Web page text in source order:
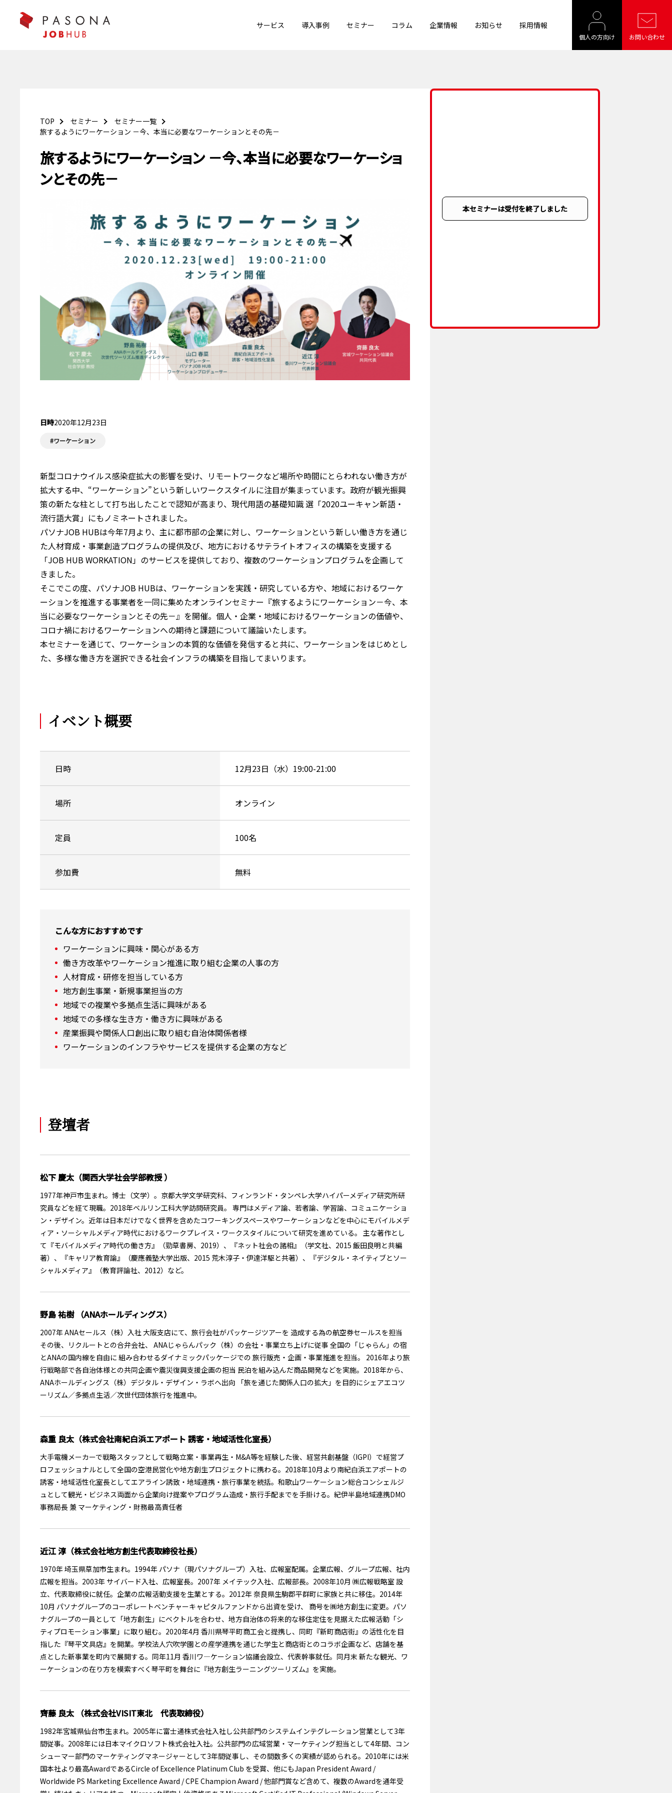
個人の方向け お問い合わせ
サービス 導入事例 セミナー コラム 企業情報 お知らせ 採用情報
TOP セミナー
セミナー一覧
旅するようにワーケーション －今、本当に必要なワーケーションとその先－
旅するようにワーケーション －今、本当に必要なワーケーショ
ンとその先－
日時2020年12月23日
#ワーケーション
新型コロナウイルス感染症拡大の影響を受け、リモートワークなど場所や時間にとらわれない働き方が
拡大する中、“ワーケーション”という新しいワークスタイルに注目が集まっています。政府が観光振興
策の新たな柱として打ち出したことで認知が高まり、現代用語の基礎知識 選「2020ユーキャン新語・
流行語大賞」にもノミネートされました。
パソナJOB HUBは今年7月より、主に都市部の企業に対し、ワーケーションという新しい働き方を通じ
た人材育成・事業創造プログラムの提供及び、地方におけるサテライトオフィスの構築を支援する
「JOB HUB WORKATION 」のサービスを提供しており、複数のワーケーションプログラムを企画して
きました。
そこでこの度、パソナJOB HUBは、ワーケーションを実践・研究している方や、地域におけるワーケ
ーションを推進する事業者を一同に集めたオンラインセミナー『旅するようにワーケーション－今、本
当に必要なワーケーションとその先－』を開催。個人・企業・地域におけるワーケーションの価値や、
コロナ禍におけるワーケーションへの期待と課題について議論いたします。
本セミナーを通じて、ワーケーションの本質的な価値を発信すると共に、ワーケーションをはじめとし
た、多様な働き方を選択できる社会インフラの構築を目指してまいります。
イベント概要
日時 12月23日（水）19:00-21:00
場所 オンライン
定員 100名
参加費 無料
こんな方におすすめです
ワーケーションに興味・関心がある方
働き方改革やワーケーション推進に取り組む企業の人事の方
人材育成・研修を担当している方
地方創生事業・新規事業担当の方
地域での複業や多拠点生活に興味がある
地域での多様な生き方・働き方に興味がある
産業振興や関係人口創出に取り組む自治体関係者様
ワーケーションのインフラやサービスを提供する企業の方など
登壇者
松下 慶太（関西大学社会学部教授 ）
1977年神戸市生まれ。博士（文学）。京都大学文学研究科、フィンランド・タンペレ大学ハイパーメディア研究所研
究員などを経て現職。2018年ベルリン工科大学訪問研究員。 専門はメディア論、若者論、学習論、コミュニケーショ
ン・デザイン。近年は日本だけでなく世界を含めたコワーキングスペースやワーケーションなどを中心にモバイルメデ
ィア・ソーシャルメディア時代におけるワークプレイス・ワークスタイルについて研究を進めている。 主な著作とし
て『モバイルメディア時代の働き方』（勁草書房、2019）、『ネット社会の諸相』（学文社、2015 飯田良明と共編
著）、『キャリア教育論』（慶應義塾大学出版、2015 荒木淳子・伊達洋駆と共著）、『デジタル・ネイティブとソー
シャルメディア』（教育評論社、2012）など。
野島 祐樹 （ANAホールディングス）
2007年 ANAセールス（株）入社 大阪支店にて、旅行会社がパッケージツアーを 造成する為の航空券セールスを担当
その後、リクルートとの合弁会社、 ANAじゃらんパック（株）の会社・事業立ち上げに従事 全国の「じゃらん」の宿
とANAの国内線を自由に 組み合わせるダイナミックパッケージでの 旅行販売・企画・事業推進を担当。 2016年より旅
行戦略部で各自治体様との共同企画や震災復興支援企画の担当 民泊を組み込んだ商品開発などを実施。2018年から、
ANAホールディングス（株）デジタル・デザイン・ラボへ出向 「旅を通じた関係人口の拡大」を目的にシェアエコツ
ーリズム／多拠点生活／次世代団体旅行を推進中。
森重 良太（株式会社南紀白浜エアポート 誘客・地域活性化室長）
大手電機メーカーで戦略スタッフとして戦略立案・事業再生・M&A等を経験した後、経営共創基盤（IGPI）で経営プ
ロフェッショナルとして全国の空港民営化や地方創生プロジェクトに携わる。2018年10月より南紀白浜エアポートの
誘客・地域活性化室長としてエアライン誘致・地域連携・旅行事業を統括。和歌山ワーケーション総合コンシェルジ
ュとして観光・ビジネス両面から企業向け提案やプログラム造成・旅行手配までを手掛ける。紀伊半島地域連携DMO
事務局長 兼 マーケティング・財務最高責任者
近江 淳（株式会社地方創生代表取締役社長）
1970年 埼玉県草加市生まれ。1994年 パソナ（現パソナグループ）入社、広報室配属。企業広報、グループ広報、社内
広報を担当。2003年 サイバード入社、広報室長。2007年 メイテック入社、広報部長。2008年10月 ㈱広報戦略室 設
立、代表取締役に就任。企業の広報活動支援を生業とする。2012年 奈良県生駒郡平群町に家族と共に移住。2014年
10月 パソナグループのコーポレートベンチャーキャピタルファンドから出資を受け、 商号を㈱地方創生に変更。パソ
ナグループの一員として「地方創生」にベクトルを合わせ、地方自治体の将来的な移住定住を見据えた広報活動「シ
ティプロモーション事業」に取り組む。2020年4月 香川県琴平町商工会と提携し、同町『新町商店街』の活性化を目
指した『琴平文具店』を開業。学校法人穴吹学園との産学連携を通じた学生と商店街とのコラボ企画など、店舗を基
点とした新事業を町内で展開する。同年11月 香川ワ―ケーション協議会設立、代表幹事就任。同月末 新たな観光、ワ
ーケーションの在り方を模索すべく琴平町を舞台に『地方創生ラーニングツーリズム』を実施。
齊藤 良太 （株式会社VISIT東北 代表取締役）
1982年宮城県仙台市生まれ。2005年に富士通株式会社入社し公共部門のシステムインテグレーション営業として3年
間従事。2008年には日本マイクロソフト株式会社入社。公共部門の広域営業・マーケティング担当として4年間、コン
シューマー部門のマーケティングマネージャーとして3年間従事し、その間数多くの実績が認められる。2010年には米
国本社より最高AwardであるCircle of Excellence Platinum Club を受賞、他にもJapan President Award /
Worldwide PS Marketing Excellence Award / CPE Champion Award / 他部門賞など含めて、複数のAwardを通年受
本セミナーは受付を終了しました